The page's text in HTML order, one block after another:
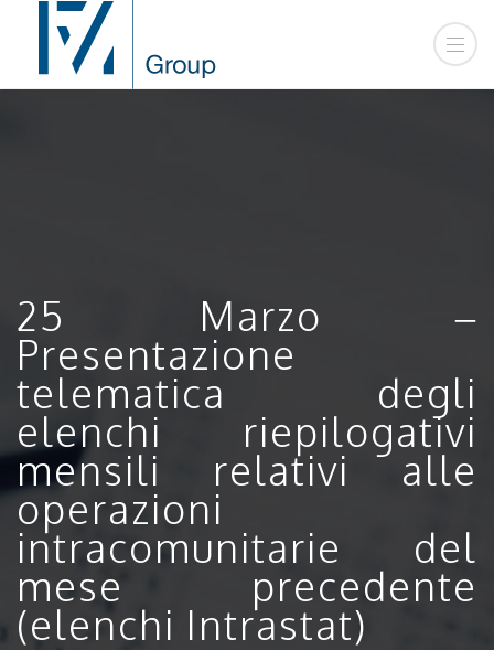
25 Marzo –
Presentazione
telematica degli
elenchi riepilogativi
mensili relativi alle
operazioni
intracomunitarie del
mese precedente
(elenchi Intrastat)